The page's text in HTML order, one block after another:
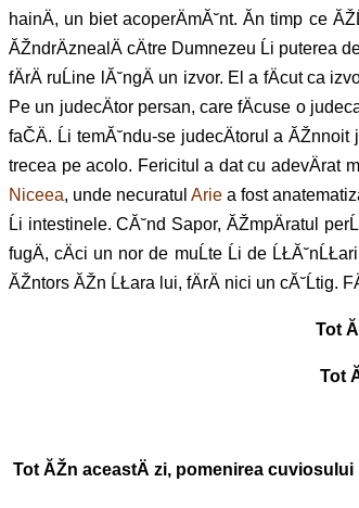
hainÄ, un biet acoperÄmĂ˘nt. Ăn timp ce
ĂŽndrÄznealÄ cÄtre Dumnezeu Ĺi
fÄrÄ ruĹine lĂ˘ngÄ un izvor. El a fÄcut ca
Pe un judecÄtor persan, care fÄcuse o
faČÄ. Ĺi temĂ˘ndu-se judecÄtorul a
trecea pe acolo. Fericitul a dat cu adevÄrat
Niceea, unde necuratul Arie a fost
Ĺi intestinele. CĂ˘nd Sapor, ĂŽmpÄratul
fugÄ, cÄci un nor de muĹte Ĺi de
ĂŽntors ĂŽn ĹŁara lui, fÄrÄ nici un cĂ˘Ĺtig.
Tot
Tot
Tot ĂŽn aceastÄ zi, pomenirea